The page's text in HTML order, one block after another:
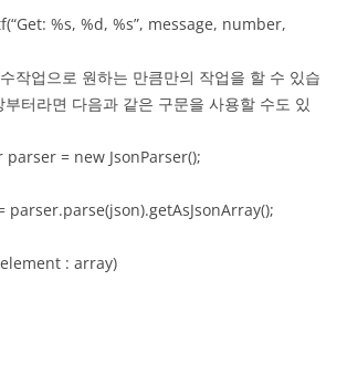
%s, %d, %s”, message, number,
작업으로 원하는 만큼만의 작업을 할 수 있습
부터라면 다음과 같은 구문을 사용할 수도 있
parser = new JsonParser();
parser.parse(json).getAsJsonArray();
: array)